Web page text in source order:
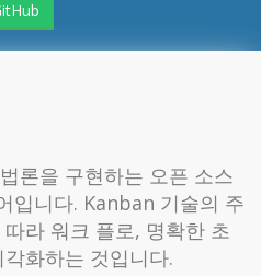
론을 구현하는 오픈 소스
입니다. Kanban 기술의 주
라 워크 플로, 명확한 초
화하는 것입니다.